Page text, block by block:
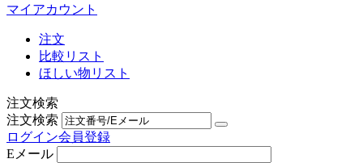
マイアカウント
注文
比較リスト
ほしい物リスト
注文検索
注文検索
ログイン会員登録
Eメール